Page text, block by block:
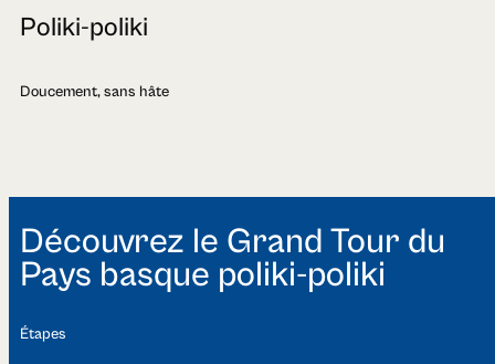
Poliki-poliki
Doucement, sans hâte
Étapes
Découvrez le Grand Tour du
Pays basque poliki-poliki